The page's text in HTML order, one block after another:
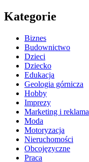
Kategorie
Biznes
Budownictwo
Dzieci
Dziecko
Edukacja
Geologia górnicza
Hobby
Imprezy
Marketing i reklama
Moda
Motoryzacja
Nieruchomości
Obcojęzyczne
Praca